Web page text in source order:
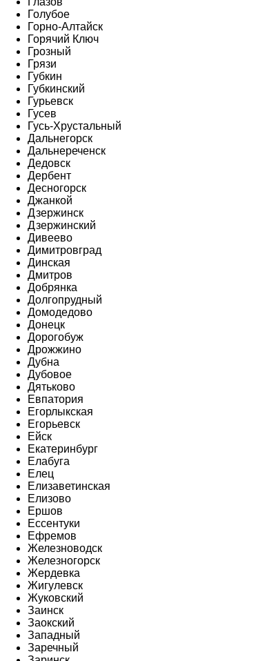
Голубое
Горно-Алтайск
Горячий Ключ
Грозный
Грязи
Губкин
Губкинский
Гурьевск
Гусев
Гусь-Хрустальный
Дальнегорск
Дальнереченск
Дедовск
Дербент
Десногорск
Джанкой
Дзержинск
Дзержинский
Дивеево
Димитровград
Динская
Дмитров
Добрянка
Долгопрудный
Домодедово
Донецк
Дорогобуж
Дрожжино
Дубна
Дубовое
Дятьково
Евпатория
Егорлыкская
Егорьевск
Ейск
Екатеринбург
Елабуга
Елец
Елизаветинская
Елизово
Ершов
Ессентуки
Ефремов
Железноводск
Железногорск
Жердевка
Жигулевск
Жуковский
Заинск
Заокский
Западный
Заречный